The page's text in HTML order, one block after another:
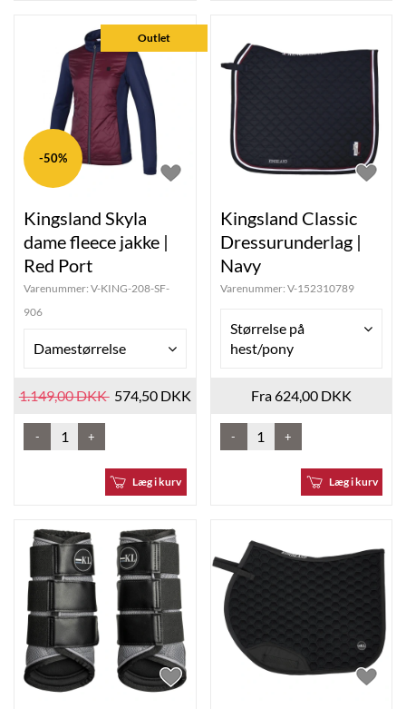
-50%
Kingsland Skyla
dame fleece jakke |
Red Port
Varenummer: V-KING-208-SF-
906
Damestørrelse
Outlet
1.149,00 DKK 574,50 DKK
- +
Læg i kurv
Kingsland Classic
Dressurunderlag |
Navy
Varenummer: V-152310789
Størrelse på
hest/pony
Fra 624,00 DKK
- +
Læg i kurv